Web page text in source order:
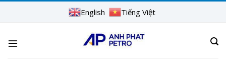
English Tiếng Việt